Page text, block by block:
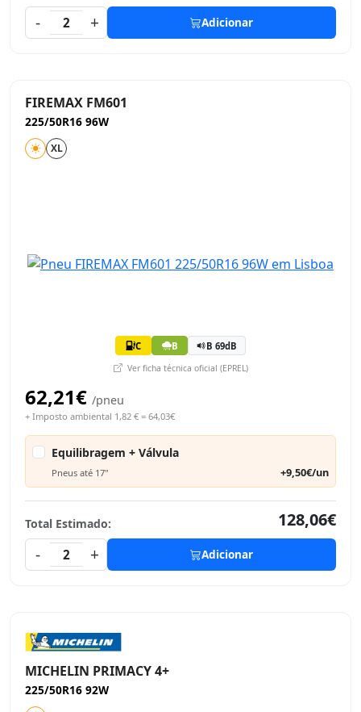
-
2 + Adicionar
FIREMAX FM601
225/50R16 96W
XL
C B B 69dB
Ver ficha técnica oficial (EPREL)
62,21€ /pneu
+ Imposto ambiental 1,82 € = 64,03€
Equilibragem + Válvula
Pneus até 17" +9,50€/un
Total Estimado:
128,06€
-
2 + Adicionar
MICHELIN PRIMACY 4+
225/50R16 92W